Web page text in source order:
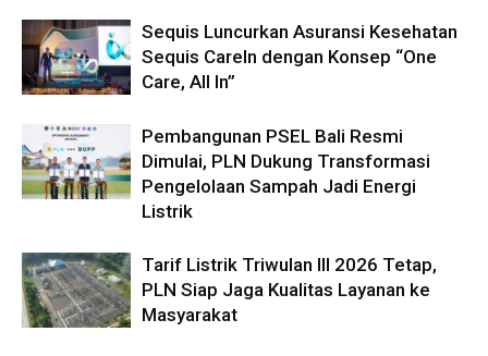
Sequis Luncurkan Asuransi Kesehatan
Sequis CareIn dengan Konsep “One
Care, All In”
Pembangunan PSEL Bali Resmi
Dimulai, PLN Dukung Transformasi
Pengelolaan Sampah Jadi Energi
Listrik
Tarif Listrik Triwulan III 2026 Tetap,
PLN Siap Jaga Kualitas Layanan ke
Masyarakat